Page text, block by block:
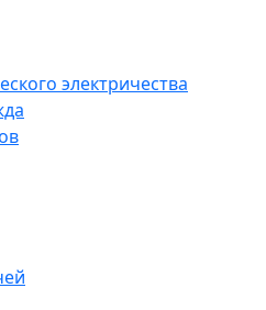
электричества